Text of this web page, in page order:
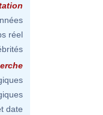
réel
date